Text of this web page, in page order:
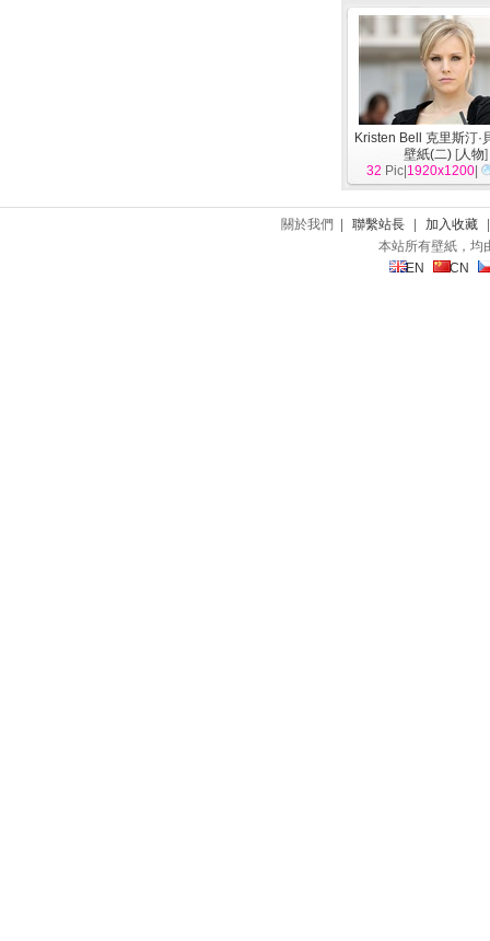
Kristen Bell 克里斯汀·
壁紙(二) [人物]
32 Pic| 1920x1200
關於我們 | 聯繫站長 加入收藏
本站所有壁紙，均
EN
CN